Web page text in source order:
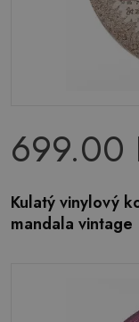
699.00
Kulatý vinylový
mandala vintage